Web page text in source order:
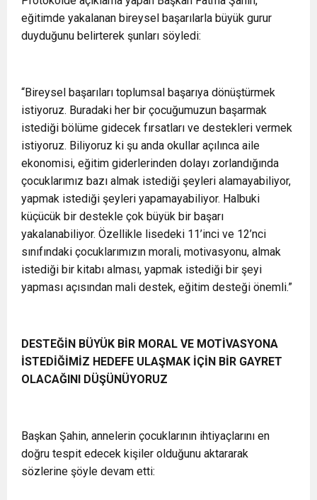
eğitimde yakalanan bireysel başarılarla büyük gurur
duyduğunu belirterek şunları söyledi:
“Bireysel başarıları toplumsal başarıya dönüştürmek
istiyoruz. Buradaki her bir çocuğumuzun başarmak
istediği bölüme gidecek fırsatları ve destekleri vermek
istiyoruz. Biliyoruz ki şu anda okullar açılınca aile
ekonomisi, eğitim giderlerinden dolayı zorlandığında
çocuklarımız bazı almak istediği şeyleri alamayabiliyor,
yapmak istediği şeyleri yapamayabiliyor. Halbuki
küçücük bir destekle çok büyük bir başarı
yakalanabiliyor. Özellikle lisedeki 11’inci ve 12’nci
sınıfındaki çocuklarımızın morali, motivasyonu, almak
istediği bir kitabı alması, yapmak istediği bir şeyi
yapması açısından mali destek, eğitim desteği önemli.”
DESTEĞİN BÜYÜK BİR MORAL VE MOTİVASYONA
İSTEDİĞİMİZ HEDEFE ULAŞMAK İÇİN BİR GAYRET
OLACAĞINI DÜŞÜNÜYORUZ
Başkan Şahin, annelerin çocuklarının ihtiyaçlarını en
doğru tespit edecek kişiler olduğunu aktararak
sözlerine şöyle devam etti: